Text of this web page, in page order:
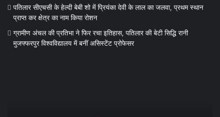
पतिलार सीएचसी के हेल्दी बेबी शो में प्रियंका देवी के लाल का जलवा, प्रथम स्थान
प्राप्त कर क्षेत्र का नाम किया रोशन
ग्रामीण अंचल की प्रतिभा ने फिर रचा इतिहास, पतिलार की बेटी सिद्धि रानी
मुजफ्फरपुर विश्वविद्यालय में बनीं असिस्टेंट प्रोफेसर